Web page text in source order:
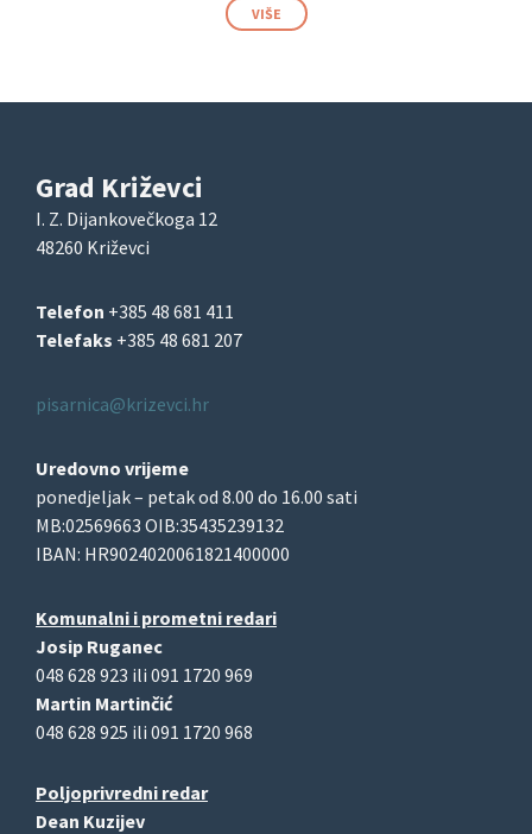
VIŠE
Grad Križevci
I. Z. Dijankovečkoga 12
48260 Križevci
Telefon +385 48 681 411
Telefaks +385 48 681 207
pisarnica@krizevci.hr
Uredovno vrijeme
ponedjeljak – petak od 8.00 do 16.00 sati
MB:02569663 OIB:35435239132
IBAN: HR9024020061821400000
Komunalni i prometni redari
Josip Ruganec
048 628 923 ili 091 1720 969
Martin Martinčić
048 628 925 ili 091 1720 968
Poljoprivredni redar
Dean Kuzijev